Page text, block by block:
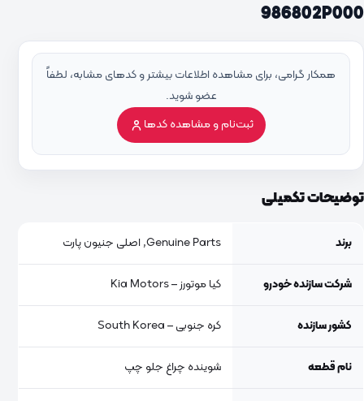
986802P000
همکار گرامی، برای مشاهده اطلاعات بیشتر و کدهای مشابه، لطفاً
عضو شوید.
ثبت‌نام و مشاهده کدها
توضیحات تکمیلی
برند Genuine Parts, اصلی جنیون پارت
شرکت سازنده خودرو کیا موتورز – Kia Motors
کشور سازنده کره جنوبی – South Korea
نام قطعه شوینده چراغ جلو چپ